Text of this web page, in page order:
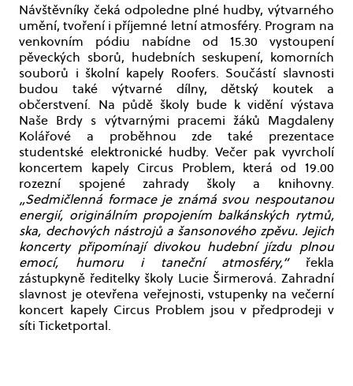
Návštěvníky čeká odpoledne plné hudby, výtvarného
umění, tvoření i příjemné letní atmosféry. Program na
venkovním pódiu nabídne od 15.30 vystoupení
pěveckých sborů, hudebních seskupení, komorních
souborů i školní kapely Roofers. Součástí slavnosti
budou také výtvarné dílny, dětský koutek a
občerstvení. Na půdě školy bude k vidění výstava
Naše Brdy s výtvarnými pracemi žáků Magdaleny
Kolářové a proběhnou zde také prezentace
studentské elektronické hudby. Večer pak vyvrcholí
koncertem kapely Circus Problem, která od 19.00
rozezní spojené zahrady školy a knihovny.
„Sedmičlenná formace je známá svou nespoutanou
energií, originálním propojením balkánských rytmů,
ska, dechových nástrojů a šansonového zpěvu. Jejich
koncerty připomínají divokou hudební jízdu plnou
emocí, humoru i taneční atmosféry,“řekla
zástupkyně ředitelky školy Lucie Širmerová. Zahradní
slavnost je otevřena veřejnosti, vstupenky na večerní
koncert kapely Circus Problem jsou v předprodeji v
síti Ticketportal.